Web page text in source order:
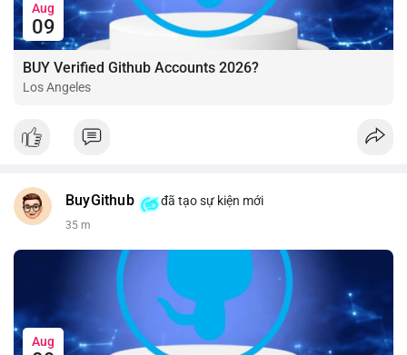
Aug
09
BUY Verified Github Accounts 2026?
Los Angeles
BuyGithub đã tạo sự kiện mới
35 m
Aug